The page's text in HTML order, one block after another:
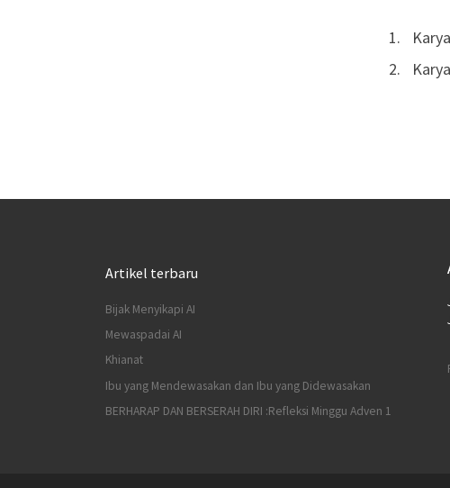
Artikel terbaru
Bijak Menyikapi AI
Mewaspadai AI
Khianat
Ibu yang Mendewasakan dan Ibu yang Didewasakan
BERHARAP DAN BERSERAH DIRI :Refleksi Minggu Adven 1